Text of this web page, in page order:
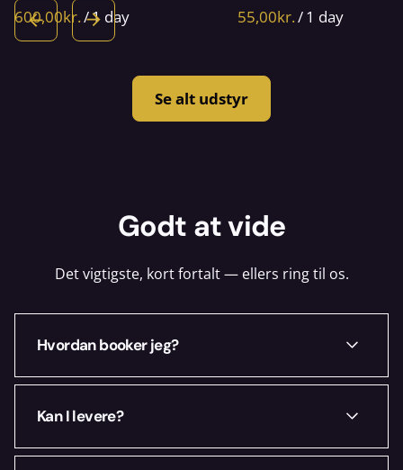
/ /
Se alt udstyr
Godt at vide
Det vigtigste, kort fortalt — ellers ring til os.
Hvordan booker jeg?
Vælg dine datoer ovenfor, læg i kurven og
en bekræftelse.
Kan I levere?